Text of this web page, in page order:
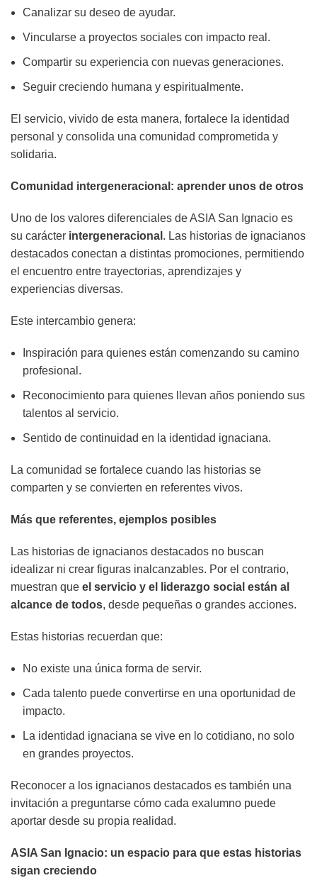
Canalizar su deseo de ayudar.
Vincularse a proyectos sociales con impacto real.
Compartir su experiencia con nuevas generaciones.
Seguir creciendo humana y espiritualmente.
El servicio, vivido de esta manera, fortalece la identidad
personal y consolida una comunidad comprometida y
solidaria.
Comunidad intergeneracional: aprender unos de otros
Uno de los valores diferenciales de ASIA San Ignacio es
su carácter intergeneracional . Las historias de ignacianos
destacados conectan a distintas promociones, permitiendo
el encuentro entre trayectorias, aprendizajes y
experiencias diversas.
Este intercambio genera:
Inspiración para quienes están comenzando su camino
profesional.
Reconocimiento para quienes llevan años poniendo sus
talentos al servicio.
Sentido de continuidad en la identidad ignaciana.
La comunidad se fortalece cuando las historias se
comparten y se convierten en referentes vivos.
Más que referentes, ejemplos posibles
Las historias de ignacianos destacados no buscan
idealizar ni crear figuras inalcanzables. Por el contrario,
muestran que el servicio y el liderazgo social están al
alcance de todos, desde pequeñas o grandes acciones.
Estas historias recuerdan que:
No existe una única forma de servir.
Cada talento puede convertirse en una oportunidad de
impacto.
La identidad ignaciana se vive en lo cotidiano, no solo
en grandes proyectos.
Reconocer a los ignacianos destacados es también una
invitación a preguntarse cómo cada exalumno puede
aportar desde su propia realidad.
ASIA San Ignacio: un espacio para que estas historias
sigan creciendo